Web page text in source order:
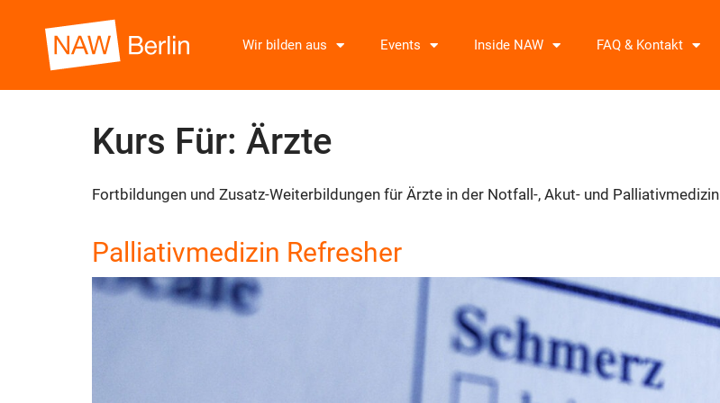
Wir bilden aus Events Inside NAW FAQ & Kontakt
Kurs Für: Ärzte
Fortbildungen und Zusatz-Weiterbildungen für Ärzte in der Notfall-, Akut- und Palliativmedizin
Palliativmedizin Refresher